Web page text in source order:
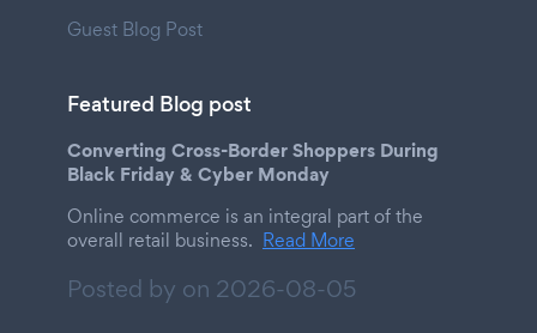
Guest Blog Post
Featured Blog post
Converting Cross-Border Shoppers During
Black Friday & Cyber Monday
Online commerce is an integral part of the
overall retail business. Read More
Posted by on 2026-08-05